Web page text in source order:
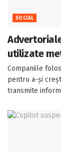
SOCIAL
utilizate
Companiile
pentru a-și
transmite